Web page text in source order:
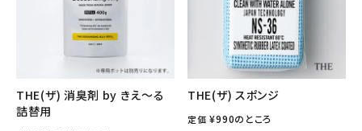
THE(ザ) 消臭剤 by きえ～る
詰替用
THE(ザ) スポンジ
定価 ¥990のところ